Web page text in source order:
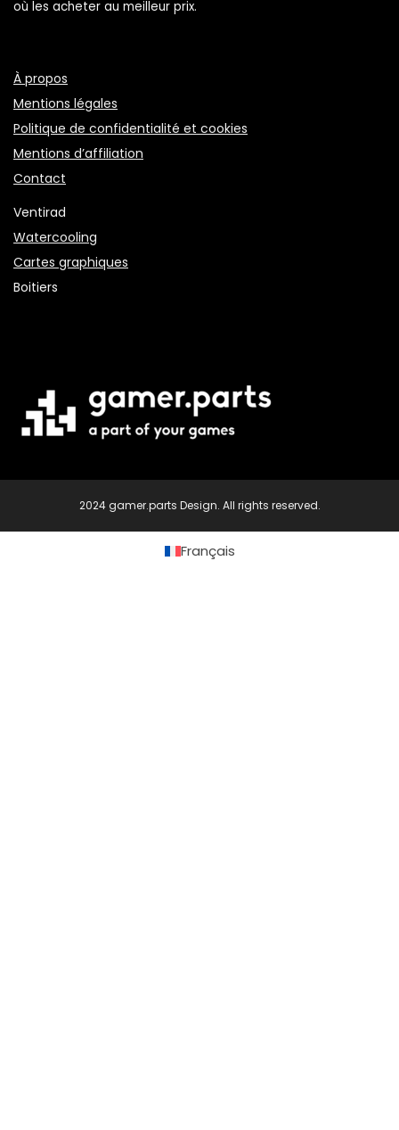
où les acheter au meilleur prix.
À propos
Mentions légales
Politique de confidentialité et cookies
Mentions d’affiliation
Contact
Ventirad
Watercooling
Cartes graphiques
Boitiers
2024 gamer.parts Design. All rights reserved.
Français